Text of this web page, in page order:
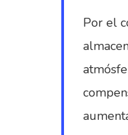
Por el